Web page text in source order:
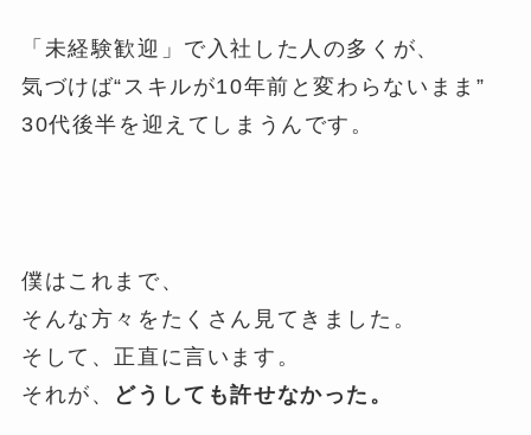
「未経験歓迎」で入社した人の多くが、
気づけば“スキルが10年前と変わらないまま”
30代後半を迎えてしまうんです。
僕はこれまで、
そんな方々をたくさん見てきました。
そして、正直に言います。
それが、
どうしても許せなかった。